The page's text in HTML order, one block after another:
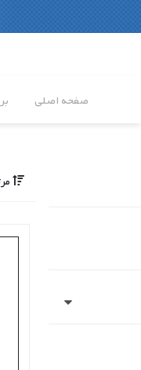
صفحه اصلی